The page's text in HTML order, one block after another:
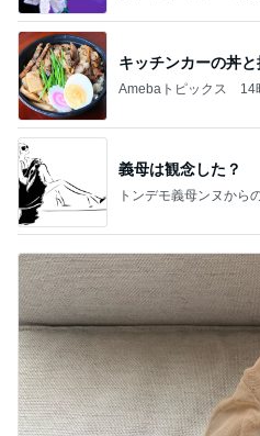
キッチンカーの丼
Amebaトピックス 14
義母は観念した？
トンデモ義母ンヌから